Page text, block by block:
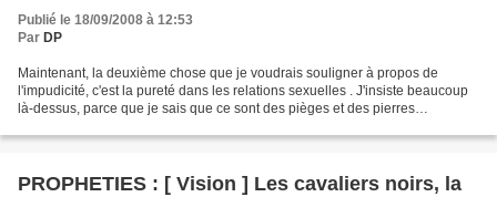
Publié le 18/09/2008 à 12:53
Par DP
Maintenant, la deuxième chose que je voudrais souligner à propos de
l'impudicité, c'est la pureté dans les relations sexuelles . J'insiste beaucoup
là-dessus, parce que je sais que ce sont des pièges et des pierres
PROPHETIES : [ Vision ] Les cavaliers noirs, la